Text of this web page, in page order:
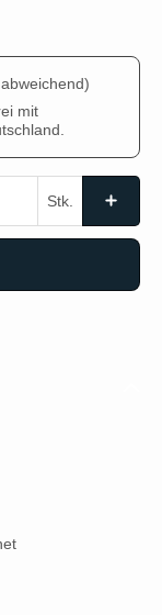
mit
Stk.